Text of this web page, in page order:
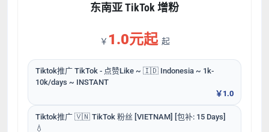
东南亚 TikTok 增粉
￥ 1.0元起 起
Tiktok推广 TikTok - 点赞Like ~ 🇮🇩 Indonesia ~ 1k-
10k/days ~ INSTANT
￥1.0
Tiktok推广 🇻🇳 TikTok 粉丝 [VIETNAM] [包补: 15 Days]
💧